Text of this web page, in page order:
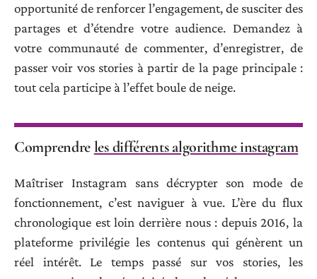
opportunité de renforcer l’engagement, de susciter des
partages et d’étendre votre audience. Demandez à
votre communauté de commenter, d’enregistrer, de
passer voir vos stories à partir de la page principale :
tout cela participe à l’effet boule de neige.
Comprendreles différents algorithme instagram
Maîtriser Instagram sans décrypter son mode de
fonctionnement, c’est naviguer à vue. L’ère du flux
chronologique est loin derrière nous : depuis 2016, la
plateforme privilégie les contenus qui génèrent un
réel intérêt. Le temps passé sur vos stories, les